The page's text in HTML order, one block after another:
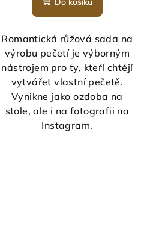
produktu
je
5,0
z
5
hvězdiček.
Romantická růžová sada na
výrobu pečetí je výborným
nástrojem pro ty, kteří chtějí
vytvářet vlastní pečetě.
Vynikne jako ozdoba na
stole, ale i na fotografii na
Instagram.